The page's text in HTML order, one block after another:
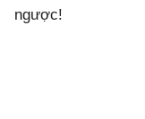
ngược!